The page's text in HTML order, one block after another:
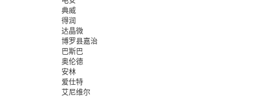
典威
得润
达晶微
博罗县嘉治
巴斯巴
奥伦德
安林
爱仕特
艾尼维尔